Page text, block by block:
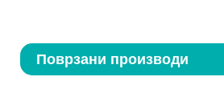
Поврзани производи